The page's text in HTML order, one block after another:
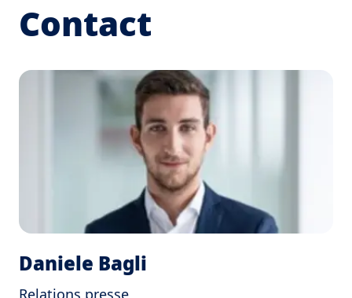
Contact
Daniele Bagli
Relations presse